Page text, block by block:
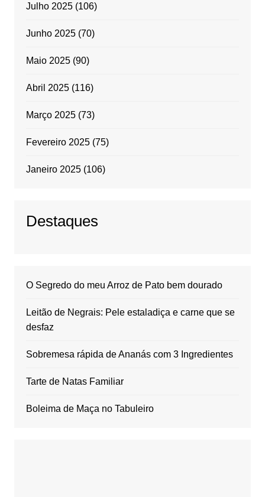
Julho 2025(106)
Junho 2025(70)
Maio 2025(90)
Abril 2025(116)
Março 2025(73)
Fevereiro 2025(75)
Janeiro 2025(106)
Destaques
O Segredo do meu Arroz de Pato bem dourado
Leitão de Negrais: Pele estaladiça e carne que se
desfaz
Sobremesa rápida de Ananás com 3 Ingredientes
Tarte de Natas Familiar
Boleima de Maça no Tabuleiro